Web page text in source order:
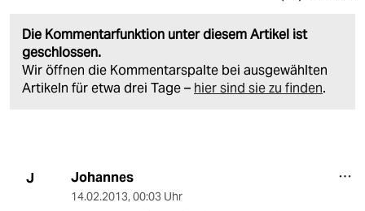
Die Kommentarfunktion unter diesem Artikel ist
geschlossen.
Wir öffnen die Kommentarspalte bei ausgewählten
Artikeln für etwa drei Tage – hier sind sie zu finden.
J Johannes
14.02.2013, 00:03 Uhr